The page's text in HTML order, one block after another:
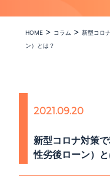
HOME> コラム > 新型コロ
ン）とは？
2021.09.20
新型コロナ対策
性劣後ローン）と